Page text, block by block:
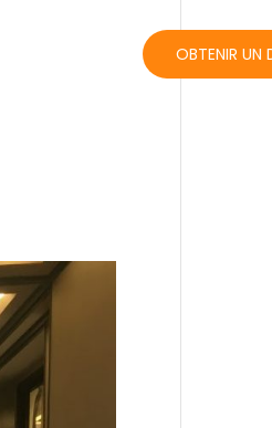
OBTENIR UN